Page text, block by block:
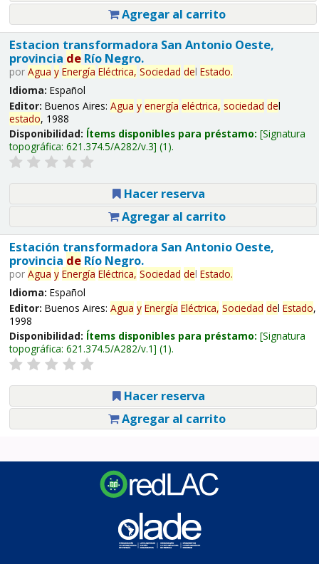
Agregar al carrito
Estacion transformadora San Antonio Oeste,
provincia deRío Negro.
por Agua y Energía Eléctrica, Sociedad del Estado.
Idioma: Español
Editor: Buenos Aires: Agua y energía eléctrica, sociedad del
estado, 1988
Disponibilidad: Ítems disponibles para préstamo: Signatura
topográfica: 621.374.5/A282/v.3 (1).
Hacer reserva
Agregar al carrito
Estación transformadora San Antonio Oeste,
provincia deRío Negro.
por Agua y Energía Eléctrica, Sociedad del Estado.
Idioma: Español
Editor: Buenos Aires: Agua y Energía Eléctrica, Sociedad del Estado,
1998
Disponibilidad: Ítems disponibles para préstamo: Signatura
topográfica: 621.374.5/A282/v.1 (1).
Hacer reserva
Agregar al carrito